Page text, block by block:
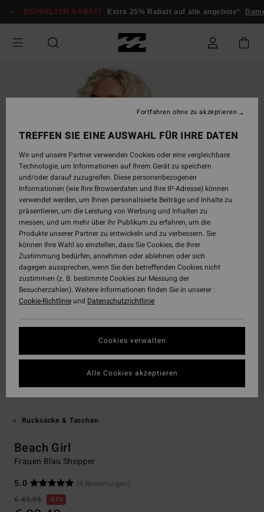
zur
springen
DOPPELTER RABATT Extra 25% Rabatt auf alle angebote* Damen
Rucksäcke & Taschen
Beach Girl
Frauen Blau Shopper
5.0
(4 Bewertungen)
€ 49,95
55%
TREFFEN SIE EINE AUSWAHL FÜR IHRE DATEN
Wir und unsere Partner verwenden Cookies oder eine vergleichbare
Technologie, um Informationen auf Ihrem Gerät zu speichern
und/oder darauf zuzugreifen. Diese personenbezogenen
Informationen (wie Ihre Browserdaten und Ihre IP-Adresse) können
verwendet werden, um Ihnen personalisierte Beiträge und Inhalte zu
präsentieren, um die Leistung von Werbung und Inhalten zu
messen, und um mehr über ihr Publikum zu erfahren, um die
Produkte unserer Partner zu entwickeln und zu verbessern. Sie
können Ihre Wahl so einstellen, dass Sie Cookies, die Ihrer
Zustimmung bedürfen, annehmen oder ablehnen oder sich
dagegen aussprechen, wenn Sie den betreffenden Cookies nicht
zustimmen (z. B. bestimmte Cookies zur Messung der
Besucherzahlen). Weitere Informationen finden Sie in unserer :
Cookie-Richtlinieund Datenschutzrichtlinie
Cookies verwalten
Fortfahren ohne zu akzeptieren
Alle Cookies akzeptieren